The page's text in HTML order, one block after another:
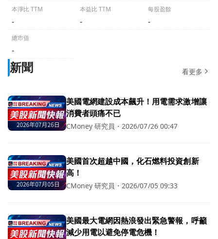
本淨比 TTM
-
本益比 TTM
-
每股盈餘
-
總市值
-
新聞 看更多
美國電網建設成本飆升！用電需求激增讓
消費者頭痛不已
CMoney 研究員 ・2026/07/26 00:47
美國首次超越中國，化石燃料投資創新
高！
CMoney 研究員 ・2026/07/05 09:33
美國最大電網因熱浪發出緊急警報，呼籲
減少用電以避免停電危機！